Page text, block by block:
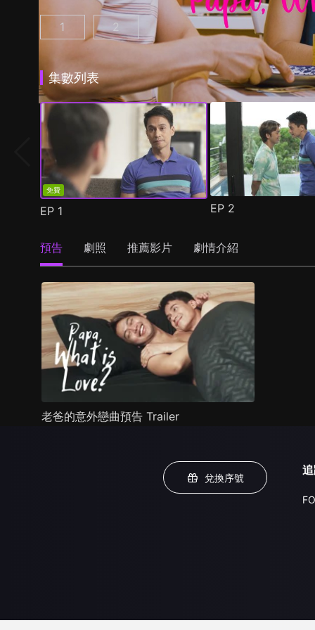
老爸的意外戀曲 第1集()
1 老爸的意外戀曲 第2季 第1集()
2
集數列表
免費
EP 1 EP 2
預告 劇照 推薦影片 劇情介紹
老爸的意外戀曲預告 Trailer
兌換序號